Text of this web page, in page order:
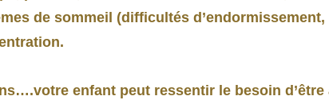
de sommeil (difficultés
enfant peut ressentir le besoin d’être